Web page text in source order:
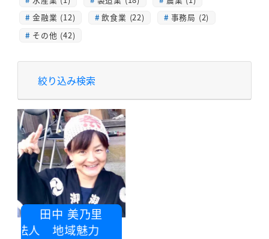
金融業 (12)
飲食業 (22)
事務局 (2)
その他 (42)
絞り込み検索
田中 美乃里
法人 地域魅力